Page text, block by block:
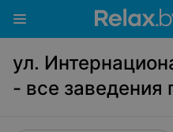
ул.
- все заведения